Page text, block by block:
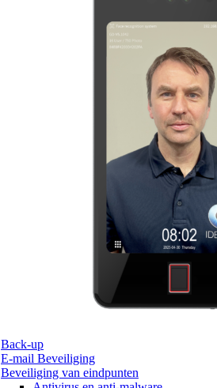
Back-up
E-mail Beveiliging
Beveiliging van eindpunten